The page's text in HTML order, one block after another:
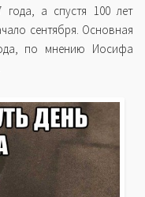
года, а спустя 100 лет
сентября. Основная
по мнению Иосифа